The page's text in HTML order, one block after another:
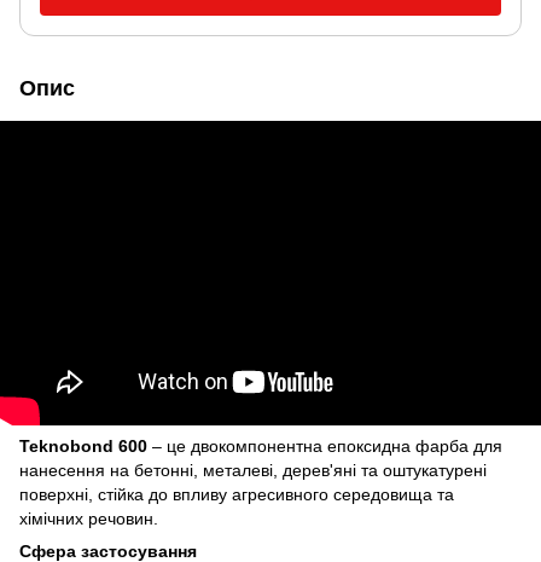
Опис
Teknobond 600 – це двокомпонентна епоксидна фарба для
нанесення на бетонні, металеві, дерев'яні та оштукатурені
поверхні, стійка до впливу агресивного середовища та
хімічних речовин.
Сфера застосування